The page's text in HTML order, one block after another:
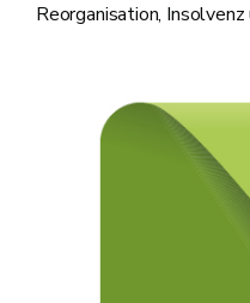
Reorganisation, Insolvenz